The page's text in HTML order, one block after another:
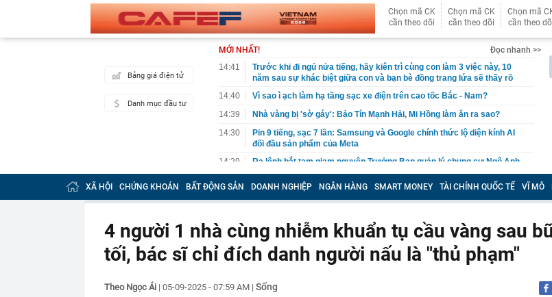
Chọn mã CK
cần theo dõi
Chọn mã CK
cần theo dõi
Chọn mã
cần theo
Bảng giá điện tử
Danh mục đầu tư
MỚI NHẤT!
Đọc nhanh >>
14:41
Trước khi đi ngủ nửa tiếng, hãy kiên trì cùng con làm 3 việc này, 10
năm sau sự khác biệt giữa con và bạn bè đồng trang lứa sẽ thấy rõ
14:40
Vì sao ì ạch làm hạ tầng sạc xe điện trên cao tốc Bắc - Nam?
14:39
Nhà vàng bị 'sờ gáy': Bảo Tín Mạnh Hải, Mi Hồng làm ăn ra sao?
14:30
Pin 9 tiếng, sạc 7 lần: Samsung và Google chính thức lộ diện kính AI
đối đầu sản phẩm của Meta
14:29
Ra lệnh bắt tạm giam nguyên Trưởng Ban quản lý chung cư Ngô Anh
Tuấn SN 1977
14:22
Cú sốc của Đen Vâu
đe dọa Honda Winner X và Yamaha Exciter
14:15
Trường đại học đầu tiên có ngành đạt điểm chuẩn tuyệt đối 30/30 năm
2026
Diện mạo đường nối cao tốc TP.HCM - Long Thành sau gần 8 tháng thi
Từng tiết kiệm hơn nửa thu nhập, tôi mới hiểu “càng ít tiêu càng tốt” là
XÃ HỘI CHỨNG KHOÁN BẤT ĐỘNG SẢN DOANH NGHIỆP NGÂN HÀNG SMART MONEY TÀI CHÍNH QUỐC TẾ VĨ MÔ
4 người 1 nhà cùng nhiễm khuẩn tụ cầu vàng sau
tối, bác sĩ chỉ đích danh người nấu là "thủ phạm"
Theo Ngọc Ái | 05-09-2025 - 07:59 AM | Sống